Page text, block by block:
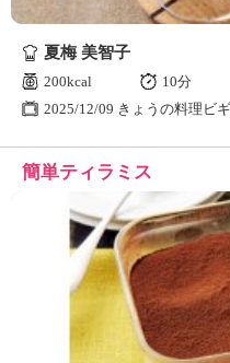
夏梅 美智子
200kcal
10分
2025/12/09 きょうの料理ビ
簡単ティラミス